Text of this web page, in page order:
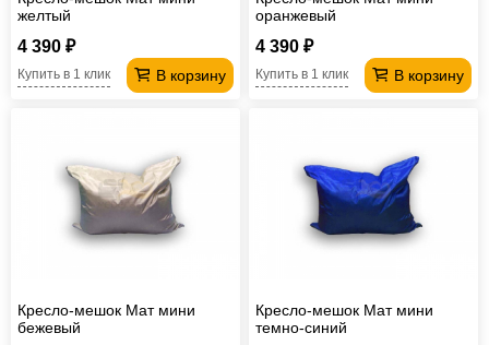
желтый
4 390 ₽
В корзину
Купить в 1 клик
оранжевый
4 390 ₽
В корзину
Купить в 1 клик
Кресло-мешок Мат мини
бежевый
Кресло-мешок Мат мини
темно-синий